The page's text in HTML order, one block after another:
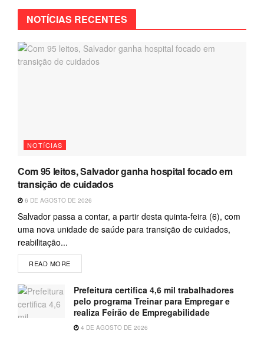
NOTÍCIAS RECENTES
NOTÍCIAS
Com 95 leitos, Salvador ganha hospital focado em
transição de cuidados
6 DE AGOSTO DE 2026
Salvador passa a contar, a partir desta quinta-feira (6), com
uma nova unidade de saúde para transição de cuidados,
reabilitação...
READ MORE
Prefeitura certifica 4,6 mil trabalhadores
pelo programa Treinar para Empregar e
realiza Feirão de Empregabilidade
4 DE AGOSTO DE 2026